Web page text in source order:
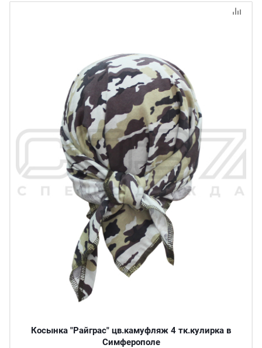
Косынка "Райграс" цв.камуфляж 4 тк.кулирка в
Симферополе